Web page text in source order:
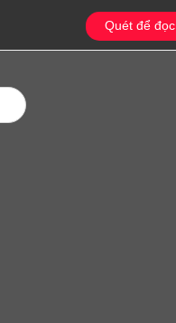
Quét để đọc